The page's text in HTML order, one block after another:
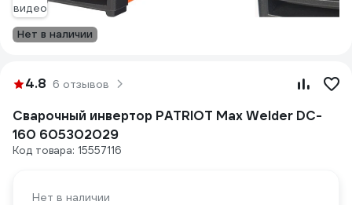
видео
Нет в наличии
4.8 6 отзывов
Сварочный инвертор PATRIOT Max Welder DC-
160 605302029
Код товара: 15557116
Нет в наличии